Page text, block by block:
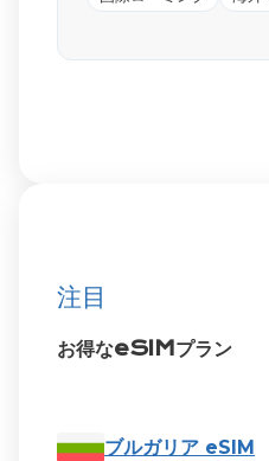
注目
お得なeSIMプラン
ブルガリア eSIM